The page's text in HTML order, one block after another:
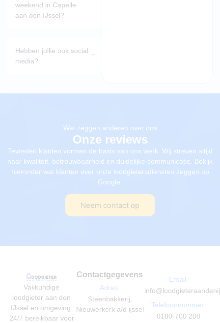
weekend in Capelle
aan den IJssel?
Hebben jullie ook social
media?
Wat zeggen anderen over ons
Onze reviews
Tevreden klanten vormen de basis van ons werk. Wij streven altijd
naar kwaliteit, betrouwbaarheid en duidelijke communicatie. Bekijk
hieronder wat klanten over onze loodgietersdiensten zeggen op
Google.
Neem contact op
Vakkundige
loodgieter aan den
IJssel en omgeving.
24/7 bereikbaar voor
Contactgegevens
Adres:
Steenbakkerij,
Nieuwerkerk a/d ijssel
Email:
Telefoonnummer:
0180-700 208